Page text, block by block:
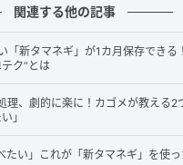
関連する他の記事
「新タマネギ」が1カ月保存できる
ク”とは
理、劇的に楽に！カゴメが教える2
」
たい」これが「新タマネギ」を使